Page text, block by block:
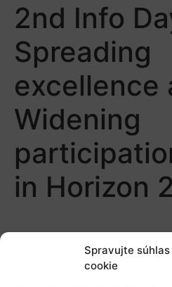
Spravujte súhlas
cookie
2nd Info
Spreading
excellence
Widening
in Horizon